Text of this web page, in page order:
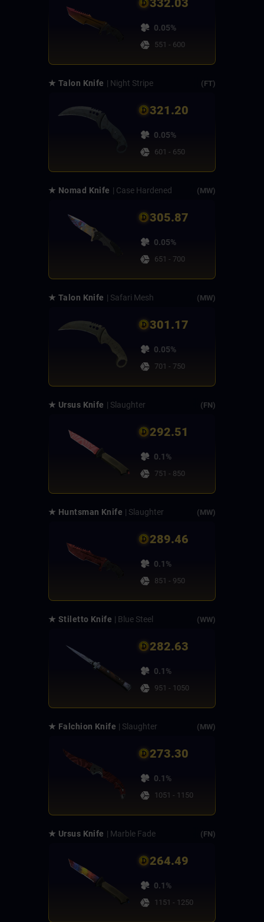
332.03
0.05%
551 - 600
★ Talon Knife | Night Stripe (FT)
321.20
0.05%
601 - 650
★ Nomad Knife | Case Hardened (MW)
305.87
0.05%
651 - 700
★ Talon Knife | Safari Mesh (MW)
301.17
0.05%
701 - 750
★ Ursus Knife | Slaughter (FN)
292.51
0.1%
751 - 850
★ Huntsman Knife | Slaughter (MW)
289.46
0.1%
851 - 950
★ Stiletto Knife | Blue Steel (WW)
282.63
0.1%
951 - 1050
★ Falchion Knife | Slaughter (MW)
273.30
0.1%
1051 - 1150
★ Ursus Knife | Marble Fade (FN)
264.49
0.1%
1151 - 1250